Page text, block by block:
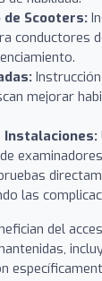
Scooters:
conductores
mejorar
Instalaciones:
las
del